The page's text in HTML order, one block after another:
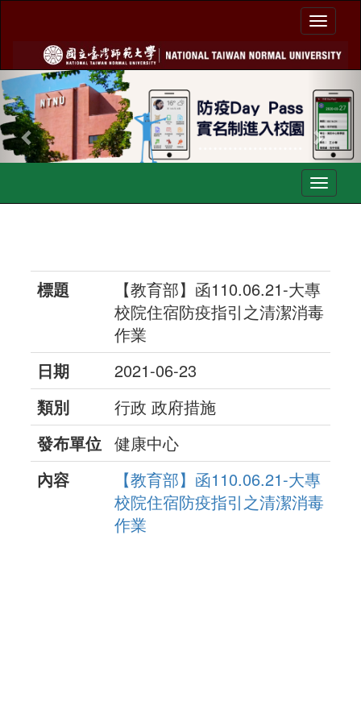
Previous
標題
【教育部】函110.06.21-大專
校院住宿防疫指引之清潔消毒
作業
日期
2021-06-23
類別
行政 政府措施
發布單位 健康中心
內容
【教育部】函110.06.21-大專
校院住宿防疫指引之清潔消毒
作業